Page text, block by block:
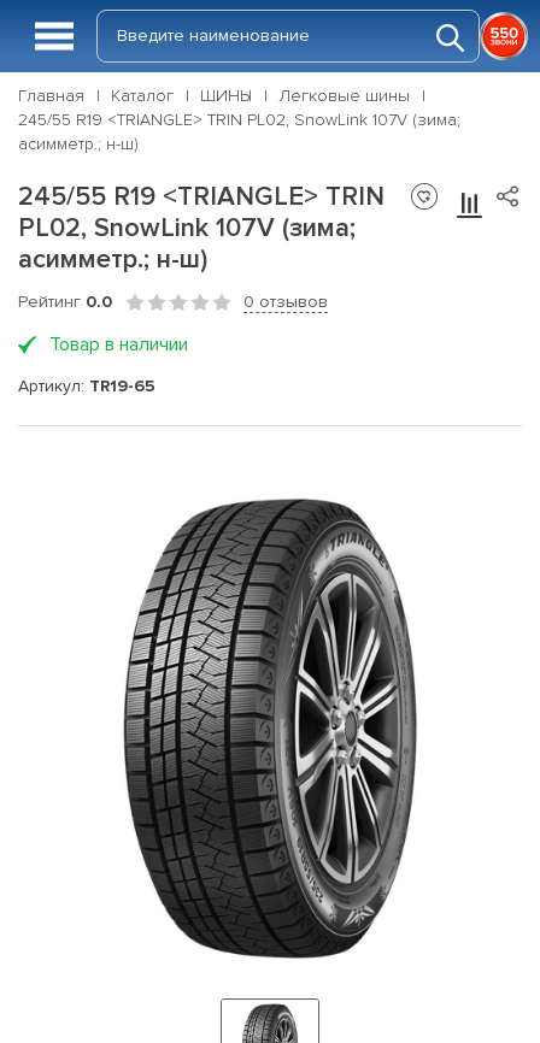
Главная Каталог ШИНЫ
Легковые шины
245/55 R19 <TRIANGLE> TRIN PL02, SnowLink 107V (зима;
асимметр.; н-ш)
245/55 R19 <TRIANGLE> TRIN
PL02, SnowLink 107V (зима;
асимметр.; н-ш)
Рейтинг 0.0 0 отзывов
Товар в наличии
Артикул: TR19-65